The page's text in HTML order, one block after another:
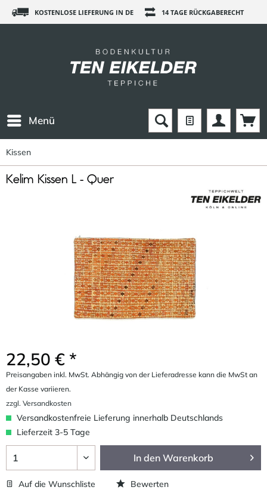
KOSTENLOSE LIEFERUNG IN DE 14 TAGE RÜCKGABERECHT
Menü
Kissen
Kelim Kissen L - Quer
22,50 € *
Preisangaben inkl. MwSt. Abhängig von der Lieferadresse kann die MwSt an
der Kasse variieren.
zzgl. Versandkosten
Versandkostenfreie Lieferung innerhalb Deutschlands
Lieferzeit 3-5 Tage
In den Warenkorb
Auf die Wunschliste Bewerten